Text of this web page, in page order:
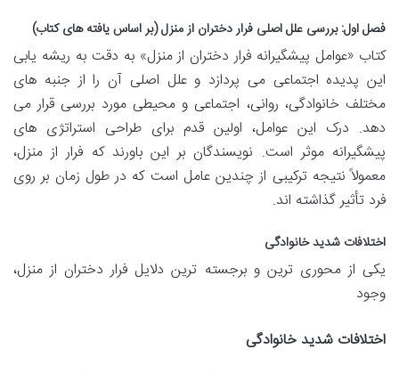
فصل اول: بررسی علل اصلی فرار دختران از منزل (بر اساس یافته های کتاب)
کتاب «عوامل پیشگیرانه فرار دختران از منزل» به دقت به ریشه یابی
این پدیده اجتماعی می پردازد و علل اصلی آن را از جنبه های
مختلف خانوادگی، روانی، اجتماعی و محیطی مورد بررسی قرار می
دهد. درک این عوامل، اولین قدم برای طراحی استراتژی های
پیشگیرانه موثر است. نویسندگان بر این باورند که فرار از منزل،
معمولاً نتیجه ترکیبی از چندین عامل است که در طول زمان بر روی
فرد تأثیر گذاشته اند.
اختلافات شدید خانوادگی
یکی از محوری ترین و برجسته ترین دلایل فرار دختران از منزل،
وجود
اختلافات شدید خانوادگی